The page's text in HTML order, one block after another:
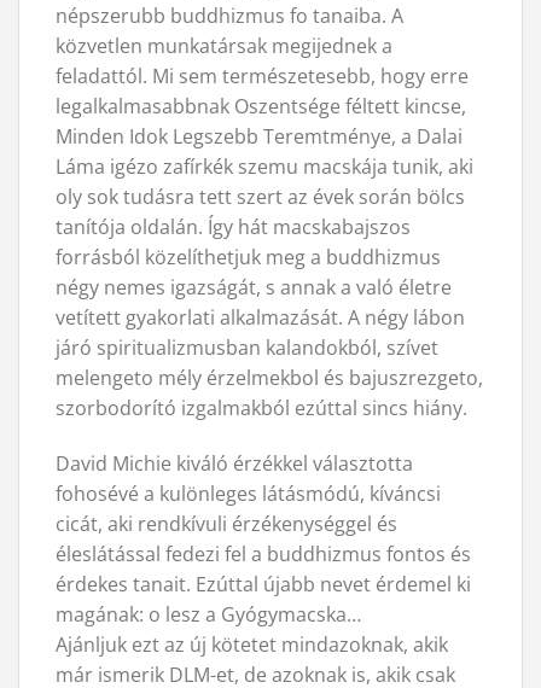
népszerubb buddhizmus fo tanaiba. A
közvetlen munkatársak megijednek a
feladattól. Mi sem természetesebb, hogy erre
legalkalmasabbnak Oszentsége féltett kincse,
Minden Idok Legszebb Teremtménye, a Dalai
Láma igézo zafírkék szemu macskája tunik, aki
oly sok tudásra tett szert az évek során bölcs
tanítója oldalán. Így hát macskabajszos
forrásból közelíthetjuk meg a buddhizmus
négy nemes igazságát, s annak a való életre
vetített gyakorlati alkalmazását. A négy lábon
járó spiritualizmusban kalandokból, szívet
melengeto mély érzelmekbol és bajuszrezgeto,
szorbodorító izgalmakból ezúttal sincs hiány.
David Michie kiváló érzékkel választotta
fohosévé a kulönleges látásmódú, kíváncsi
cicát, aki rendkívuli érzékenységgel és
éleslátással fedezi fel a buddhizmus fontos és
érdekes tanait. Ezúttal újabb nevet érdemel ki
magának: o lesz a Gyógymacska…
Ajánljuk ezt az új kötetet mindazoknak, akik
már ismerik DLM-et, de azoknak is, akik csak